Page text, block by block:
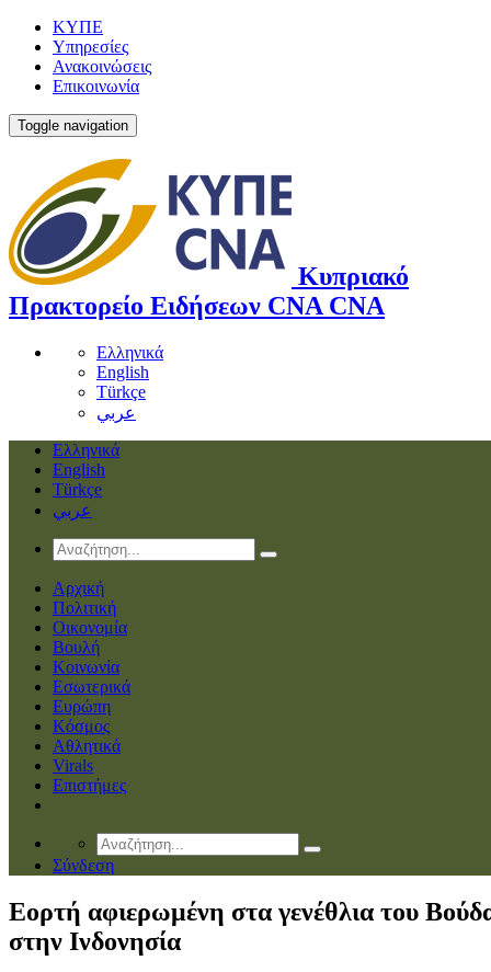
ΚΥΠΕ
Υπηρεσίες
Ανακοινώσεις
Επικοινωνία
Toggle navigation
Κυπριακό
Πρακτορείο Ειδήσεων CNA CNA
Ελληνικά
English
Türkçe
عربي
Ελληνικά
English
Türkçe
عربي
Αρχική
Πολιτική
Οικονομία
Βουλή
Κοινωνία
Εσωτερικά
Ευρώπη
Κόσμος
Αθλητικά
Virals
Επιστήμες
Σύνδεση
Εορτή αφιερωμένη στα γενέθλια του
στην Ινδονησία